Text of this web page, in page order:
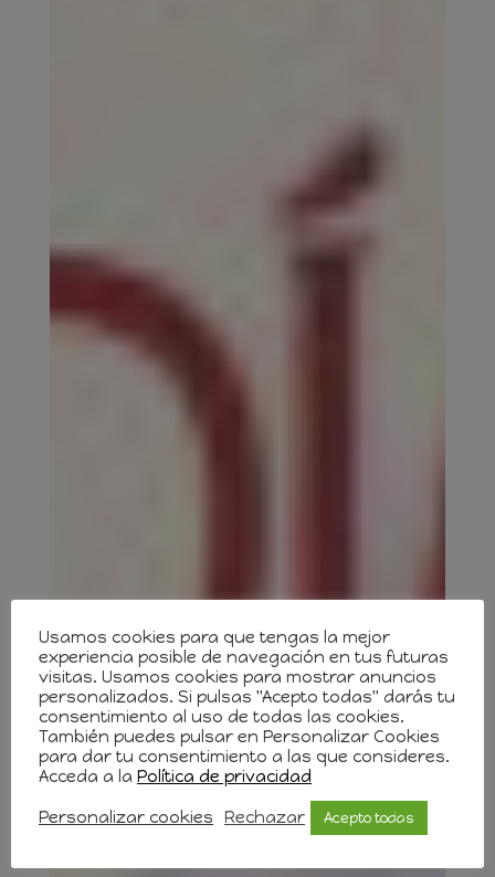
Usamos cookies para que tengas la mejor
experiencia posible de navegación en tus futuras
visitas. Usamos cookies para mostrar anuncios
personalizados. Si pulsas "Acepto todas" darás tu
consentimiento al uso de todas las cookies.
También puedes pulsar en Personalizar Cookies
para dar tu consentimiento a las que consideres.
Acceda a la Política de privacidad
Personalizar cookies Rechazar Acepto todas